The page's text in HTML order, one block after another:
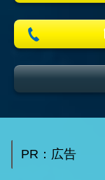
PR：広告